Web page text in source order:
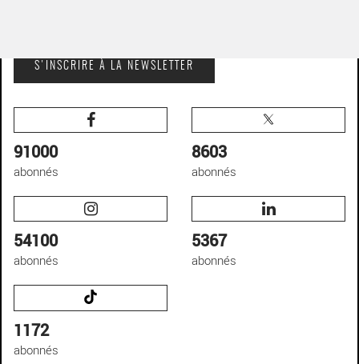
S'INSCRIRE À LA NEWSLETTER
91000
abonnés
8603
abonnés
54100
abonnés
5367
abonnés
1172
abonnés